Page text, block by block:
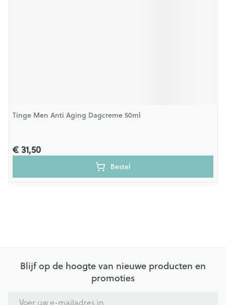
Tinge Men Anti Aging Dagcreme 50ml
€ 31,50
Bestel
Blijf op de hoogte van nieuwe producten en
promoties